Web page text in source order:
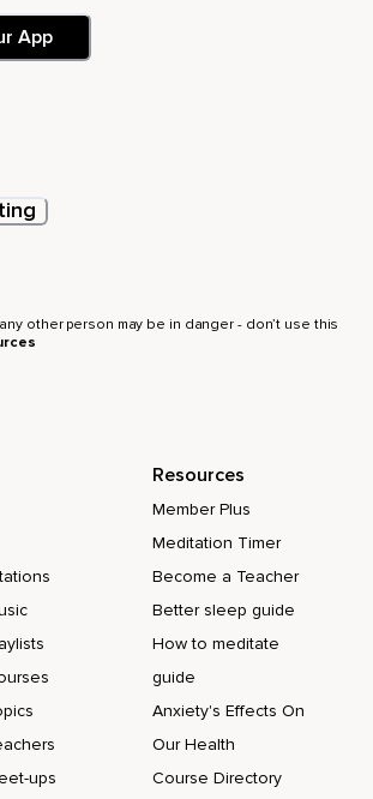
App
other person may be in danger - don’t use this
ups
Resources
Member Plus
Meditation Timer
Become a Teacher
Better sleep guide
How to meditate
guide
Anxiety's Effects On
Our Health
Course Directory